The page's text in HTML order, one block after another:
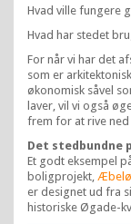
Hvad ville fungere
Hvad har stedet
For når vi har det
som er
økonomisk såvel
laver, vil vi også
frem for at rive
Det stedbundne
Et godt eksempel
boligprojekt,
er designet ud fra
historiske Øgade-